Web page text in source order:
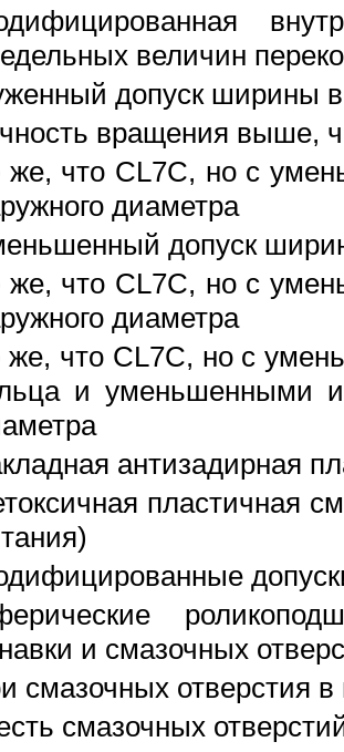
величин
допуск ширины
вращения выше,
же, что CL7C, но с
диаметра
допуск
же, что CL7C, но с
диаметра
же, что CL7C, но с
и уменьшенными
антизадирная
пластичная
и смазочных
смазочных отверстия
смазочных